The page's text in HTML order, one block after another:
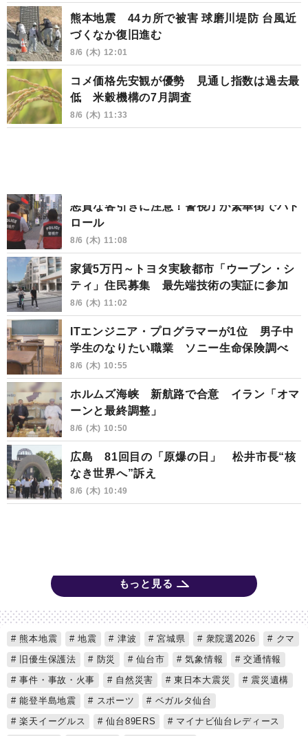
熊本地震 44カ所で被害 球磨川堤防 台風近
づくなか復旧進む
8/6 (木) 12:01
コメ価格先安観が優勢 見通し指数は過去最
低 米穀機構の7月調査
8/6 (木) 11:33
悪質な客引きに注意！警視庁が繁華街でパト
ロール
8/6 (木) 11:08
家賃5万円～トヨタ実験都市「ウーブン・シ
ティ」住民募集 最先端技術の実証に参加
8/6 (木) 11:02
ITエンジニア・プログラマーが1位 男子中
学生のなりたい職業 ソニー生命保険調べ
8/6 (木) 10:55
ホルムズ海峡 新航路で合意 イラン「オマ
ーンと最終調整」
8/6 (木) 10:50
広島 81回目の「原爆の日」 松井市長“核
なき世界へ”訴え
8/6 (木) 10:49
もっと見る
熊本地震 地震 津波 宮城県 衆院選2026
クマ
旧優生保護法
防災 仙台市 気象情報
交通情報
事件・事故・火事
自然災害 東日本大震災
震災遺構
能登半島地震
スポーツ
ベガルタ仙台
楽天イーグルス
仙台89ERS
マイナビ仙台レディース